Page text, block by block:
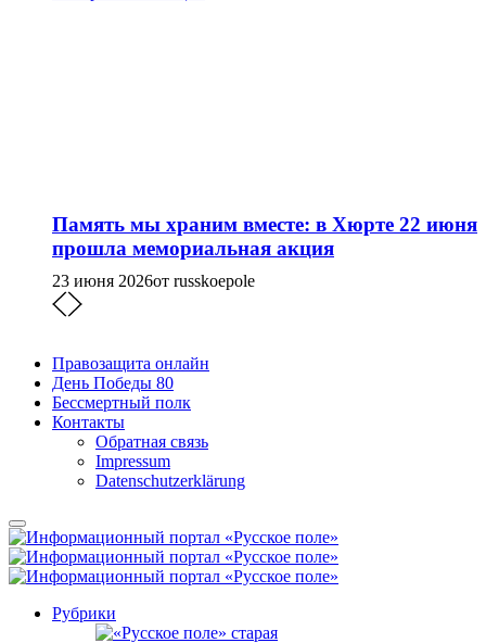
Память мы храним вместе: в Хюрте 22 июня
прошла мемориальная акция
23 июня 2026от russkoepole
Правозащита онлайн
День Победы 80
Бессмертный полк
Контакты
Обратная связь
Impressum
Datenschutzerklärung
Рубрики